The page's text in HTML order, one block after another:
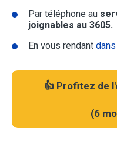
Par téléphone au
joignables au 3605.
En vous rendant dans
👍 Profitez de
(6